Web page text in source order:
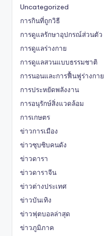
Uncategorized
การกินที่ถูกวิธี
การดูแลรักษาอุปกรณ์ส่วนตัว
การดูแลร่างกาย
การดูแลสวนแบบธรรมชาติ
การนอนและการฟื้นฟูร่างกาย
การประหยัดพลังงาน
การอนุรักษ์สิ่งแวดล้อม
การเกษตร
ข่าวการเมือง
ข่าวซุบซิบคนดัง
ข่าวดารา
ข่าวดาราจีน
ข่าวต่างประเทศ
ข่าวบันเทิง
ข่าวฟุตบอลล่าสุด
ข่าวภูมิภาค